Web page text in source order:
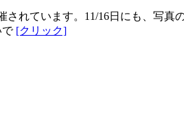
れています。11/16日にも、写
で [クリック]